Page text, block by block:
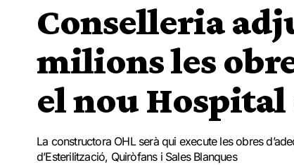
Conselleria
milions les
el nou
La constructora OHL serà qui execute les obres
d’Esterilització, Quiròfans i Sales Blanques